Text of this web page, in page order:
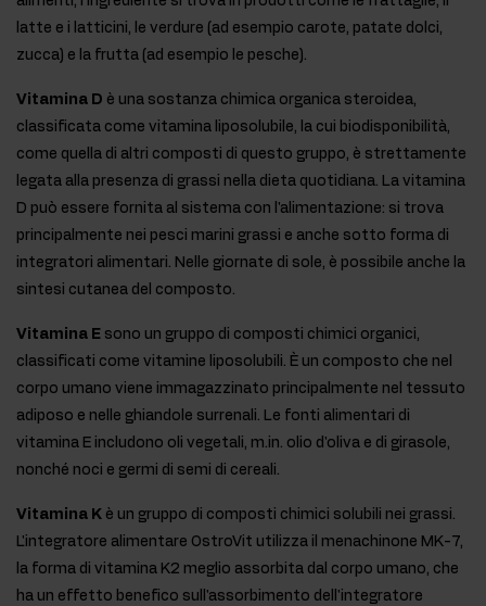
latte e i latticini, le verdure (ad esempio carote, patate dolci,
zucca) e la frutta (ad esempio le pesche).
Vitamina D è una sostanza chimica organica steroidea,
classificata come vitamina liposolubile, la cui biodisponibilità,
come quella di altri composti di questo gruppo, è strettamente
legata alla presenza di grassi nella dieta quotidiana. La vitamina
D può essere fornita al sistema con l'alimentazione: si trova
principalmente nei pesci marini grassi e anche sotto forma di
integratori alimentari. Nelle giornate di sole, è possibile anche la
sintesi cutanea del composto.
Vitamina E sono un gruppo di composti chimici organici,
classificati come vitamine liposolubili. È un composto che nel
corpo umano viene immagazzinato principalmente nel tessuto
adiposo e nelle ghiandole surrenali. Le fonti alimentari di
vitamina E includono oli vegetali, m.in. olio d'oliva e di girasole,
nonché noci e germi di semi di cereali.
Vitamina K è un gruppo di composti chimici solubili nei grassi.
L'integratore alimentare OstroVit utilizza il menachinone MK-7,
la forma di vitamina K2 meglio assorbita dal corpo umano, che
ha un effetto benefico sull'assorbimento dell'integratore